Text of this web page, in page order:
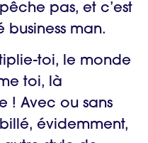
pas, et c’est
business man.
toi, le monde
toi, là
! Avec ou sans
évidemment,